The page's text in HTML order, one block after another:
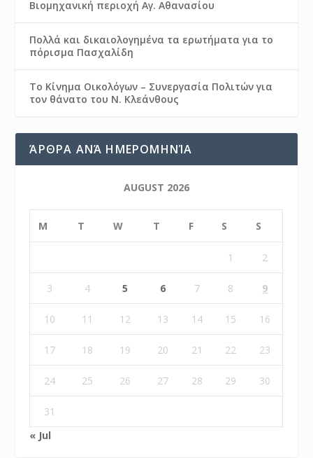
Βιομηχανική περιοχή Αγ. Αθανασίου
Πολλά και δικαιολογημένα τα ερωτήματα για το
πόρισμα Πασχαλίδη
Το Κίνημα Οικολόγων – Συνεργασία Πολιτών για
τον θάνατο του Ν. Κλεάνθους
ΆΡΘΡΑ ΑΝΆ ΗΜΕΡΟΜΗΝΊΑ
AUGUST 2026
M T W T F S S
1 2
3 4 5 6 7 8 9
10 11 12 13 14 15 16
17 18 19 20 21 22 23
24 25 26 27 28 29 30
31
« Jul